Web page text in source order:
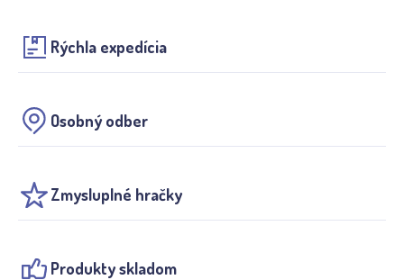
Rýchla expedícia
Osobný odber
Zmysluplné hračky
Produkty skladom